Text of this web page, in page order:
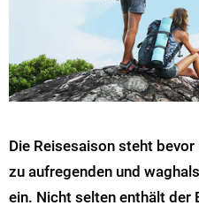
Die Reisesaison steht
zu aufregenden und
ein. Nicht selten enthält der